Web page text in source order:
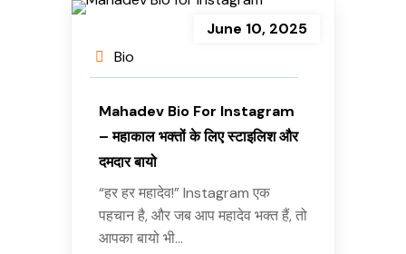
June 10, 2025
Bio
Mahadev Bio For Instagram
– महाकाल भक्तों के लिए स्टाइलिश और
दमदार बायो
“हर हर महादेव!” Instagram एक
पहचान है, और जब आप महादेव भक्त हैं, तो
आपका बायो भी...